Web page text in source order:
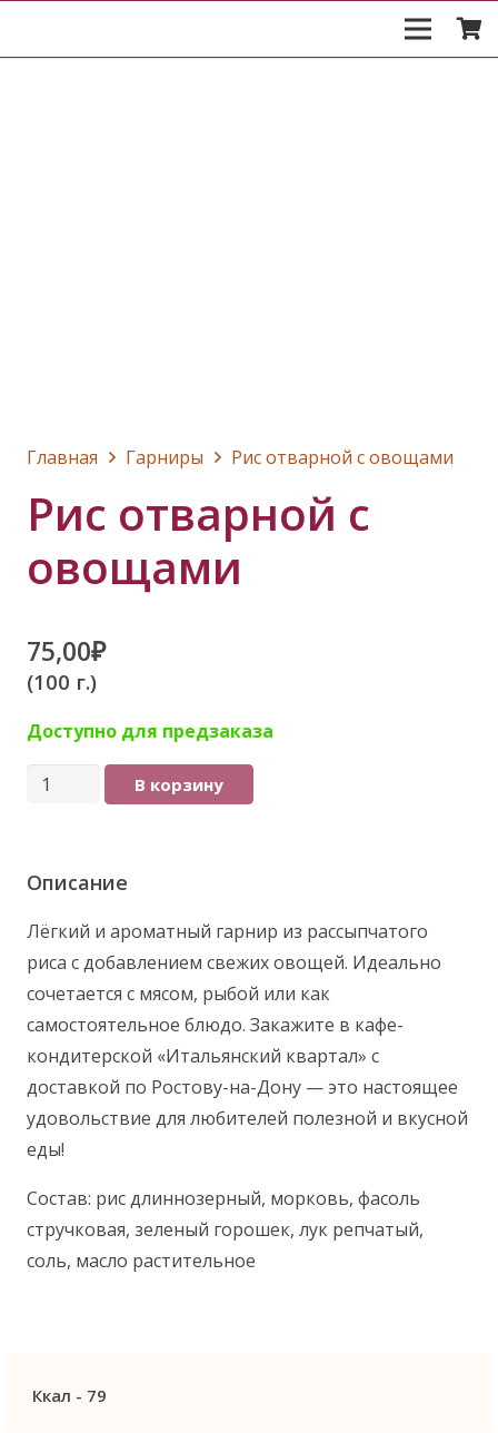
Главная Гарниры Рис отварной с овощами
Рис отварной с
овощами
75,00₽
(100 г.)
Доступно для предзаказа
Количество
отварной
овощами
В корзину
Описание
Лёгкий и ароматный гарнир из рассыпчатого
риса с добавлением свежих овощей. Идеально
сочетается с мясом, рыбой или как
самостоятельное блюдо. Закажите в кафе-
кондитерской «Итальянский квартал» с
доставкой по Ростову-на-Дону — это настоящее
удовольствие для любителей полезной и вкусной
еды!
Состав: рис длиннозерный, морковь, фасоль
стручковая, зеленый горошек, лук репчатый,
соль, масло растительное
Ккал - 79